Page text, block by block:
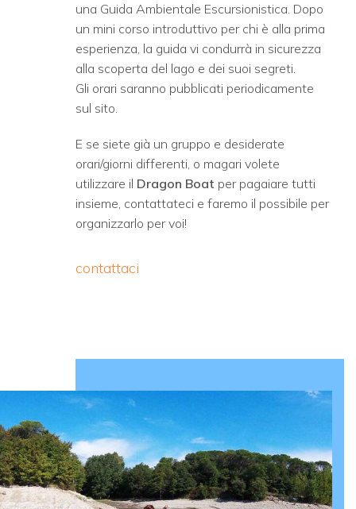
una Guida Ambientale Escursionistica. Dopo
un mini corso introduttivo per chi è alla prima
esperienza, la guida vi condurrà in sicurezza
alla scoperta del lago e dei suoi segreti.
Gli orari saranno pubblicati periodicamente
sul sito.
E se siete già un gruppo e desiderate
orari/giorni differenti, o magari volete
utilizzare il Dragon Boat per pagaiare tutti
insieme, contattateci e faremo il possibile per
organizzarlo per voi!
contattaci